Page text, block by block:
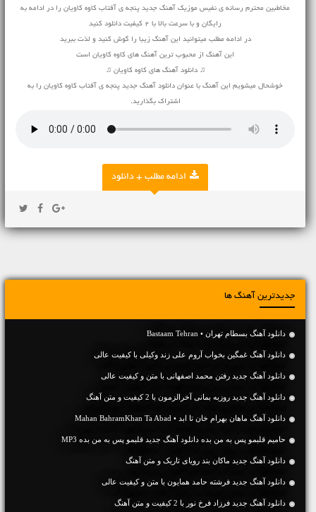
مخاطبین محترم رسانه ی نفیس موزیک آهنگ جدید پنجه ی آفتاب کاوه کاویان را در ادامه به
رایگان و با سرعت بالا با 2 کیفیت دانلود کنید
در ادامه مطلب میتوانید این آهنگ زیبا را گوش کنید و لذت ببرید
این آهنگ از محبوب ترین آهنگ های کاوه کاویان است
♫ دانلود آهنگ های کاوه کاویان ♫
خوشحال میشویم این آهنگ با عنوان دانلود آهنگ جدید پنجه ی آفتاب کاوه کاویان را به
اشتراک بگذارید.
ادامه مطلب + دانلود
جدیدترین آهنگ ها
دانلود آهنگ بسطام تهران • Bastaam Tehran
دانلود آهنگ غمگین بخواب آروم علی زند وکیلی با کیفیت عالی
دانلود آهنگ جديد رفتن محمد اصفهانی با متن و کیفیت عالی
دانلود آهنگ جديد روزبه بمانی آخرالزمون با 2 کیفیت و متن آهنگ
دانلود آهنگ ماهان بهرام خان تا ابد • Mahan BahramKhan Ta Abad
حامیم قلبمو پس به من بده دانلود آهنگ جدید قلبمو پس به من بده MP3
دانلود آهنگ جديد ماکان بند رویای تاریک و متن آهنگ
دانلود آهنگ جديد فرشته حامد همایون با متن و کیفیت عالی
دانلود آهنگ جديد فرزاد فرخ نور با 2 کیفیت و متن آهنگ